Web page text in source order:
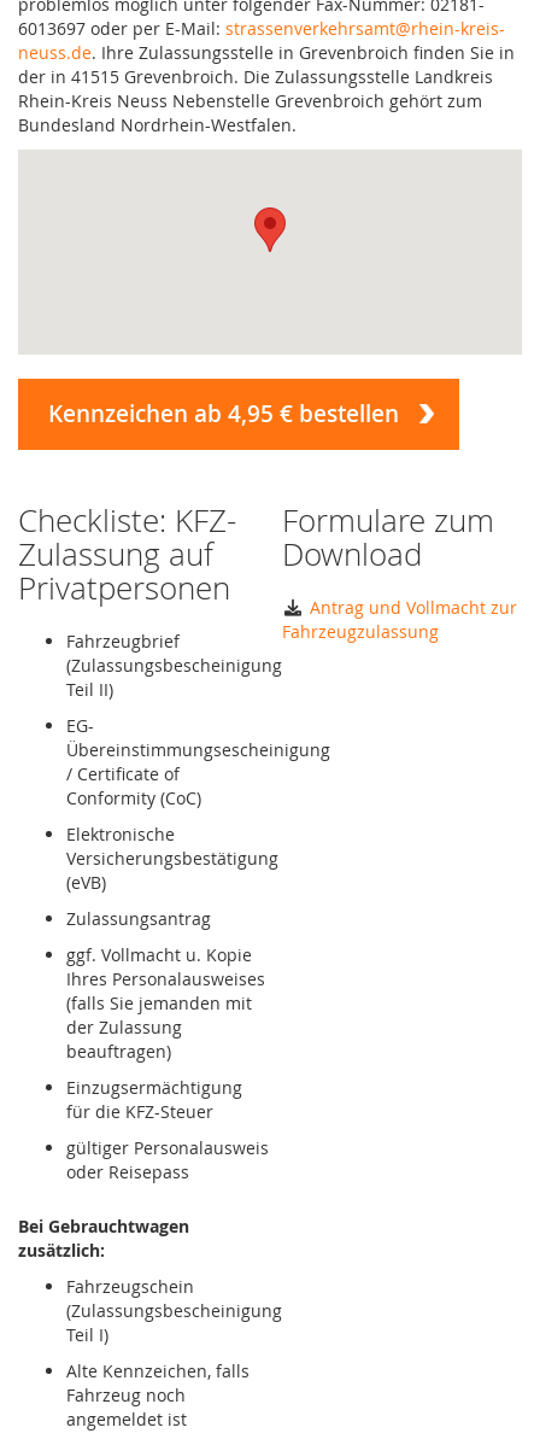
6013697 oder per E-Mail: strassenverkehrsamt@rhein-kreis-
neuss.de. Ihre Zulassungsstelle in Grevenbroich finden Sie in
der in 41515 Grevenbroich. Die Zulassungsstelle Landkreis
Rhein-Kreis Neuss Nebenstelle Grevenbroich gehört zum
Bundesland Nordrhein-Westfalen.
Kennzeichen ab 4,95 € bestellen
Checkliste: KFZ-
Zulassung auf
Privatpersonen
Fahrzeugbrief
(Zulassungsbescheinigung
Teil II)
EG-
Übereinstimmungsescheinigung
/ Certificate of
Conformity (CoC)
Elektronische
Versicherungsbestätigung
(eVB)
Zulassungsantrag
ggf. Vollmacht u. Kopie
Ihres Personalausweises
(falls Sie jemanden mit
der Zulassung
beauftragen)
Einzugsermächtigung
für die KFZ-Steuer
gültiger Personalausweis
oder Reisepass
Bei Gebrauchtwagen
zusätzlich:
Fahrzeugschein
(Zulassungsbescheinigung
Teil I)
Alte Kennzeichen, falls
Fahrzeug noch
angemeldet ist
Formulare zum
Download
Antrag und Vollmacht zur
Fahrzeugzulassung